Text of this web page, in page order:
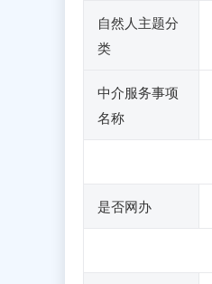
自然人主题分
类
中介服务事项
名称
是否网办